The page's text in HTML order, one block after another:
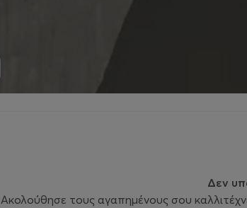
Δεν
Ακολούθησε τους αγαπημένους σου